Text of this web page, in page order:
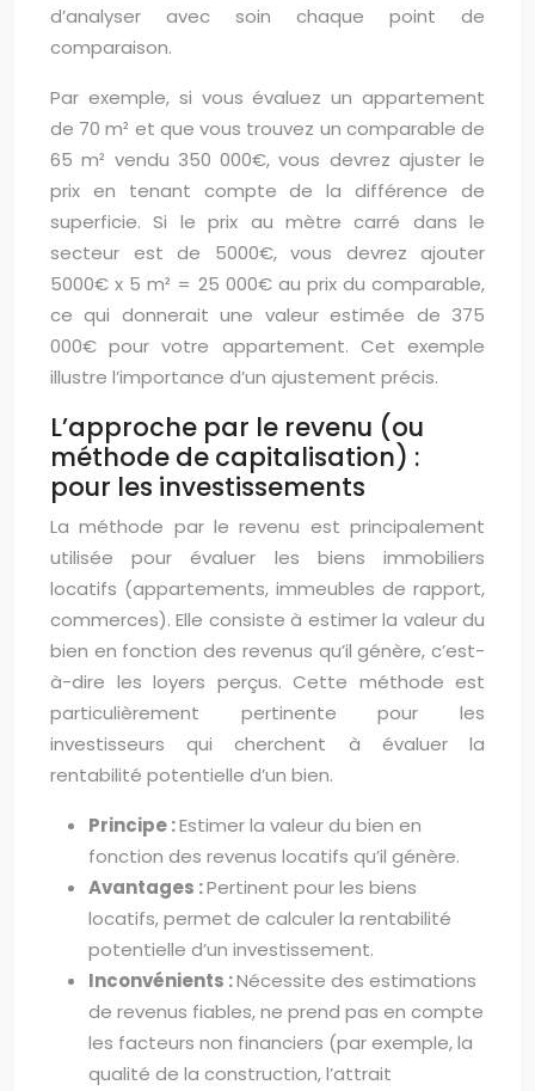
d’analyser avec soin chaque point de
comparaison.
Par exemple, si vous évaluez un appartement
de 70 m² et que vous trouvez un comparable de
65 m² vendu 350 000€, vous devrez ajuster le
prix en tenant compte de la différence de
superficie. Si le prix au mètre carré dans le
secteur est de 5000€, vous devrez ajouter
5000€ x 5 m² = 25 000€ au prix du comparable,
ce qui donnerait une valeur estimée de 375
000€ pour votre appartement. Cet exemple
illustre l’importance d’un ajustement précis.
L’approche par le revenu (ou
méthode de capitalisation) :
pour les investissements
La méthode par le revenu est principalement
utilisée pour évaluer les biens immobiliers
locatifs (appartements, immeubles de rapport,
commerces). Elle consiste à estimer la valeur du
bien en fonction des revenus qu’il génère, c’est-
à-dire les loyers perçus. Cette méthode est
particulièrement pertinente pour les
investisseurs qui cherchent à évaluer la
rentabilité potentielle d’un bien.
Principe :Estimer la valeur du bien en
fonction des revenus locatifs qu’il génère.
Avantages :Pertinent pour les biens
locatifs, permet de calculer la rentabilité
potentielle d’un investissement.
Inconvénients :Nécessite des estimations
de revenus fiables, ne prend pas en compte
les facteurs non financiers (par exemple, la
qualité de la construction, l’attrait